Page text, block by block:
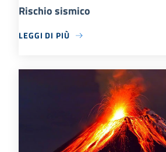
Rischio sismico
LEGGI DI PIÙ